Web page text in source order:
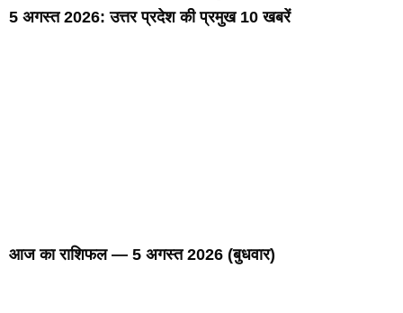
5 अगस्त 2026: उत्तर प्रदेश की प्रमुख 10 खबरें
आज का राशिफल — 5 अगस्त 2026 (बुधवार)